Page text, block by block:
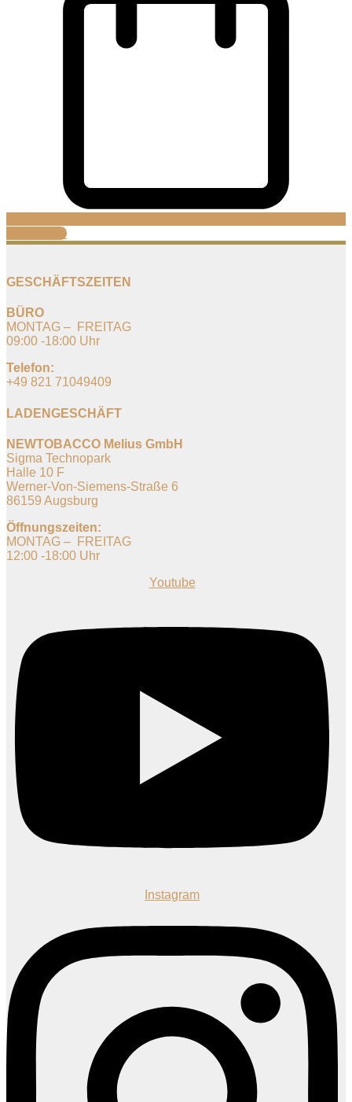
Warenkorb
GESCHÄFTSZEITEN
BÜRO
MONTAG – FREITAG
09:00 -18:00 Uhr
Telefon:
+49 821 71049409
LADENGESCHÄFT
NEWTOBACCO Melius GmbH
Sigma Technopark
Halle 10 F
Werner-Von-Siemens-Straße 6
86159 Augsburg
Öffnungszeiten:
MONTAG – FREITAG
12:00 -18:00 Uhr
Youtube
Instagram